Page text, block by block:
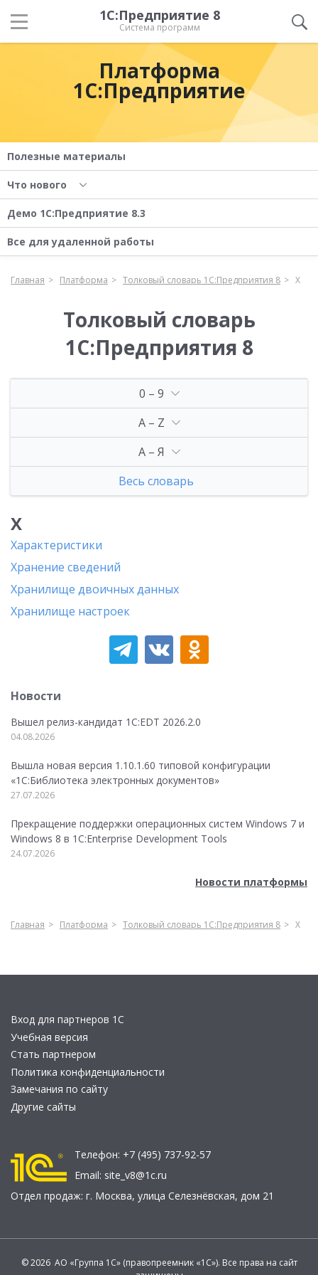
1С:Предприятие 8
Система программ
Платформа
1С:Предприятие
Полезные материалы
Что нового
Демо 1С:Предприятие 8.3
Все для удаленной работы
Главная Платформа Толковый словарь 1С:Предприятия 8 Х
Толковый словарь
1С:Предприятия 8
0 – 9
A – Z
А – Я
Весь словарь
Х
Характеристики
Хранение сведений
Хранилище двоичных данных
Хранилище настроек
Новости
Вышел релиз-кандидат 1C:EDT 2026.2.0
04.08.2026
Вышла новая версия 1.10.1.60 типовой конфигурации
«1С:Библиотека электронных документов»
27.07.2026
Прекращение поддержки операционных систем Windows 7 и
Windows 8 в 1C:Enterprise Development Tools
24.07.2026
Новости платформы
Главная Платформа Толковый словарь 1С:Предприятия 8 Х
Вход для партнеров 1С
Учебная версия
Стать партнером
Политика конфиденциальности
Замечания по сайту
Другие сайты
Телефон: +7 (495) 737-92-57
Email: site_v8@1c.ru
Отдел продаж: г. Москва, улица Селезнёвская, дом 21
© 2026 АО «Группа 1С» (правопреемник «1С»). Все права на сайт